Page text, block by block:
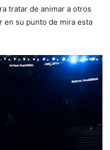
tratar de animar a otros
en su punto de mira esta